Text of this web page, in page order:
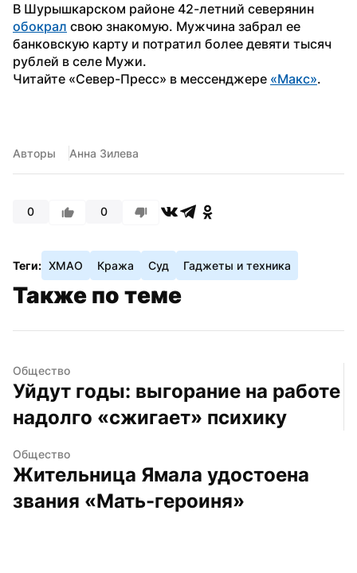
обокрал свою знакомую. Мужчина забрал ее
банковскую карту и потратил более девяти тысяч
рублей в селе Мужи.
Читайте «Север-Пресс» в мессенджере «Макс».
Авторы Анна Зилева
0 0
Теги: ХМАО Кража Суд Гаджеты и техника
Также по теме
Общество
Уйдут годы: выгорание на работе
надолго «сжигает» психику
Общество
Жительница Ямала удостоена
звания «Мать-героиня»